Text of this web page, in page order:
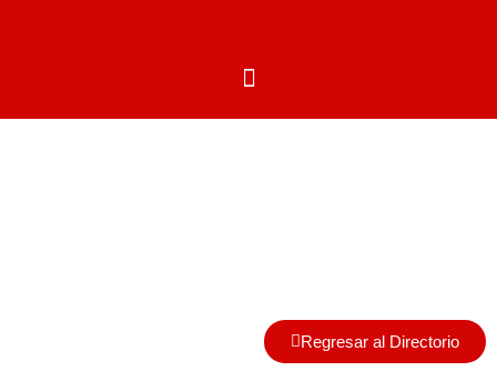
Regresar al Directorio